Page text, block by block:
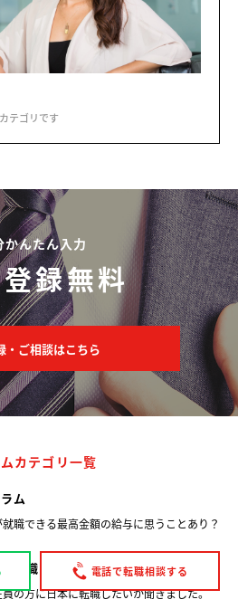
テゴリです
かんたん入力
録無料
・ご相談はこちら
電話で転職相談する
カテゴリ一覧
ム
職できる最高金額の給与に思うことあり？
転職コラム
の方に日本に転職したいか聞きました。